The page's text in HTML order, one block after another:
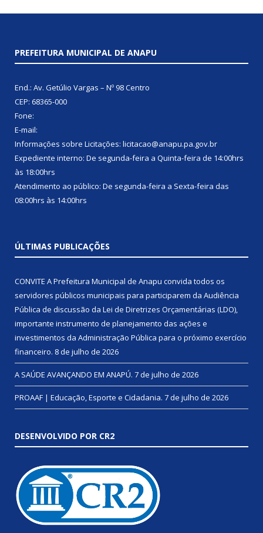
PREFEITURA MUNICIPAL DE ANAPU
End.: Av. Getúlio Vargas – Nº 98 Centro
CEP: 68365-000
Fone:
E-mail:
Informações sobre Licitações: licitacao@anapu.pa.gov.br
Expediente interno: De segunda-feira a Quinta-feira de 14:00hrs
às 18:00hrs
Atendimento ao público: De segunda-feira a Sexta-feira das
08:00hrs às 14:00hrs
ÚLTIMAS PUBLICAÇÕES
CONVITE A Prefeitura Municipal de Anapu convida todos os
servidores públicos municipais para participarem da Audiência
Pública de discussão da Lei de Diretrizes Orçamentárias (LDO),
importante instrumento de planejamento das ações e
investimentos da Administração Pública para o próximo exercício
financeiro. 8 de julho de 2026
A SAÚDE AVANÇANDO EM ANAPÚ. 7 de julho de 2026
PROAAF | Educação, Esporte e Cidadania. 7 de julho de 2026
DESENVOLVIDO POR CR2